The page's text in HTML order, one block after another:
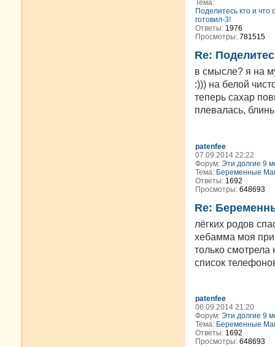
Тема:
Поделитесь кто и что
готовил-3!
Ответы: 1976
Просмотры: 781515
Re:
в смысле? я на
:))) на белой
теперь сахар
плевалась,
patenfee
07.09.2014 22:22
Форум: Эти долгие 9
Тема: Беременные
Ответы: 1692
Просмотры: 648693
Re:
лёгких родов
хебамма моя
только
список
patenfee
06.09.2014 21:20
Форум: Эти долгие 9
Тема: Беременные
Ответы: 1692
Просмотры: 648693